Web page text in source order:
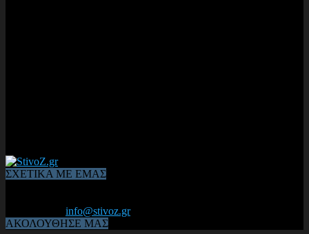
ΣΧΕΤΙΚΑ ΜΕ ΕΜΑΣ
info@stivoz.gr
ΑΚΟΛΟΥΘΗΣΕ ΜΑΣ